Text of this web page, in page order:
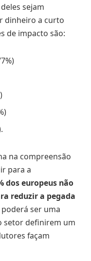
sejam
dinheiro a curto
de impacto são:
na compreensão
para a
dos europeus não
reduzir a pegada
ser uma
setor definirem um
façam